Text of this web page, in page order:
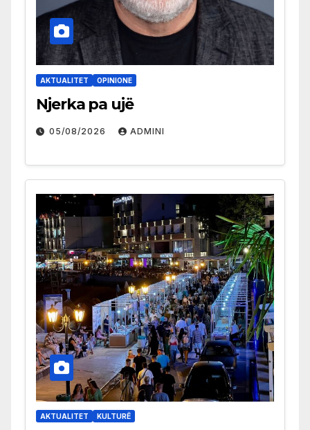
AKTUALITET OPINIONE
Njerka pa ujë
05/08/2026 ADMINI
AKTUALITET KULTURË